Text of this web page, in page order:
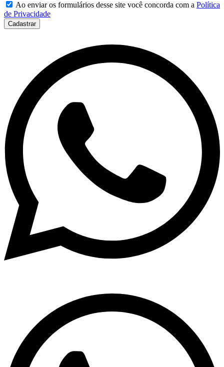
Ao enviar os formulários desse site você concorda com a Política
de Privacidade
Cadastrar